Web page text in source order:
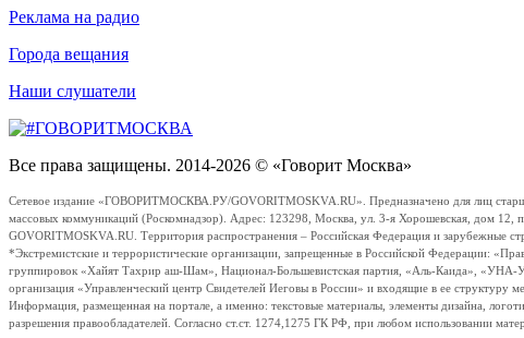
Реклама на радио
Города вещания
Наши слушатели
Все права защищены. 2014-2026 © «Говорит Москва»
Сетевое издание «ГОВОРИТМОСКВА.РУ/GOVORITMOSKVA.RU». Предназначено для лиц
массовых коммуникаций (Роскомнадзор). Адрес: 123298, Москва, ул. 3-я Хорошевская, дом
GOVORITMOSKVA.RU. Территория распространения – Российская Федерация и зарубежные
*Экстремистские и террористические организации, запрещенные в Российской Федерации:
группировок «Хайят Тахрир аш-Шам», Национал-Большевистская партия, «Аль-Каида», «УНА-
организация «Управленческий центр Свидетелей Иеговы в России» и входящие в ее структуру
Информация, размещенная на портале, а именно: текстовые материалы, элементы дизайна,
разрешения правообладателей. Согласно ст.ст. 1274,1275 ГК РФ, при любом использовании